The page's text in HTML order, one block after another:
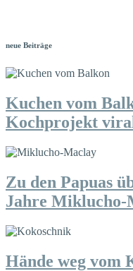
neue Beiträge
Kuchen vom
Kochprojekt
Zu den Papuas
Jahre Miklucho-
Hände weg vom